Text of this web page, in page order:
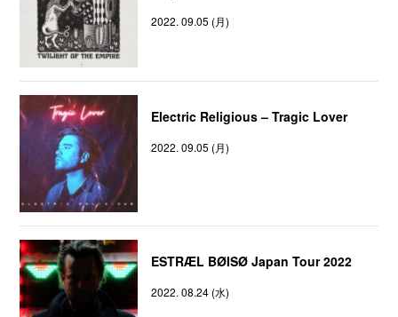
2022. 09.05 (月)
Electric Religious – Tragic Lover
2022. 09.05 (月)
ESTRÆL BØISØ Japan Tour 2022
2022. 08.24 (水)